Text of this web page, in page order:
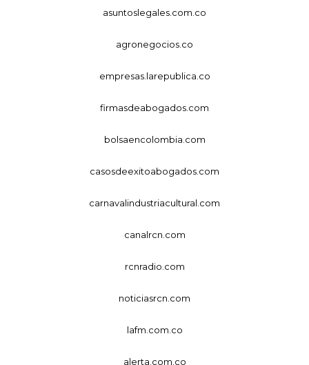
asuntoslegales.com.co
agronegocios.co
empresas.larepublica.co
firmasdeabogados.com
bolsaencolombia.com
casosdeexitoabogados.com
carnavalindustriacultural.com
canalrcn.com
rcnradio.com
noticiasrcn.com
lafm.com.co
alerta.com.co